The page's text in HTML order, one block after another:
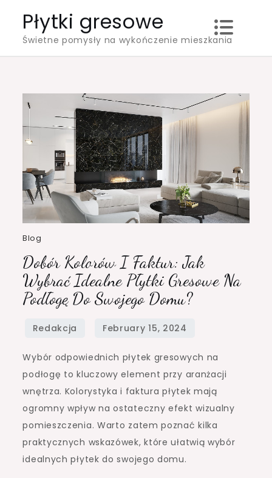
content
Płytki gresowe
Świetne pomysły na wykończenie mieszkania
Blog
Dobór Kolorów I Faktur: Jak
Wybrać Idealne Płytki Gresowe Na
Podłogę Do Swojego Domu?
Wybór odpowiednich płytek gresowych na
podłogę to kluczowy element przy aranżacji
wnętrza. Kolorystyka i faktura płytek mają
ogromny wpływ na ostateczny efekt wizualny
pomieszczenia. Warto zatem poznać kilka
praktycznych wskazówek, które ułatwią wybór
idealnych płytek do swojego domu.